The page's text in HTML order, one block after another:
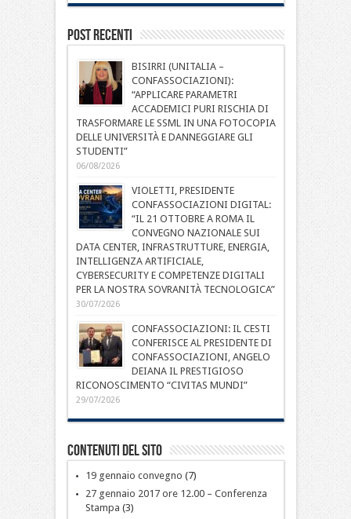
Post Recenti
BISIRRI (UNITALIA –
CONFASSOCIAZIONI):
“APPLICARE PARAMETRI
ACCADEMICI PURI RISCHIA DI
TRASFORMARE LE SSML IN UNA FOTOCOPIA
DELLE UNIVERSITÀ E DANNEGGIARE GLI
STUDENTI”
06/08/2026
VIOLETTI, PRESIDENTE
CONFASSOCIAZIONI DIGITAL:
“IL 21 OTTOBRE A ROMA IL
CONVEGNO NAZIONALE SUI
DATA CENTER, INFRASTRUTTURE, ENERGIA,
INTELLIGENZA ARTIFICIALE,
CYBERSECURITY E COMPETENZE DIGITALI
PER LA NOSTRA SOVRANITÀ TECNOLOGICA”
30/07/2026
CONFASSOCIAZIONI: IL CESTI
CONFERISCE AL PRESIDENTE DI
CONFASSOCIAZIONI, ANGELO
DEIANA IL PRESTIGIOSO
RICONOSCIMENTO “CIVITAS MUNDI”
29/07/2026
Contenuti del sito
19 gennaio convegno (7)
27 gennaio 2017 ore 12.00 – Conferenza
Stampa (3)